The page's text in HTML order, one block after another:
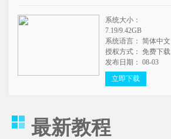
系统大小：
7.19/9.42GB
系统语言： 简体中文
授权方式： 免费下载
发布日期： 08-03
立即下载
最新教程